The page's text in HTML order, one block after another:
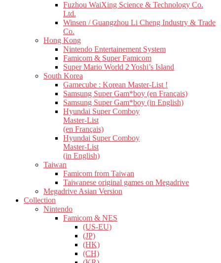
Fuzhou WaiXing Science & Technology Co.
Ltd.
Winsen / Guangzhou Li Cheng Industry & Trade
Co.
Hong Kong
Nintendo Entertainement System
Famicom & Super Famicom
Super Mario World 2 Yoshi’s Island
South Korea
Gamecube : Korean Master-List !
Samsung Super Gam*boy (en Français)
Samsung Super Gam*boy (in English)
Hyundai Super Comboy
Master-List
(en Français)
Hyundai Super Comboy
Master-List
(in English)
Taiwan
Famicom from Taiwan
Taiwanese original games on Megadrive
Megadrive Asian Version
Collection
Nintendo
Famicom & NES
(US-EU)
(JP)
(HK)
(CH)